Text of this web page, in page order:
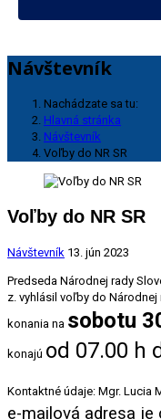
Návštevník
Nachádzate sa tu:
Hlavná stránka
Návštevník
Voľby do NR SR
Voľby do NR SR
Návštevník 13. jún 2023
Predseda Národnej rady
z. vyhlásil voľby do
konania na sobotu
konajú od 07.00 h
Kontaktné údaje: Mgr. Lucia
e-mailová adresa je